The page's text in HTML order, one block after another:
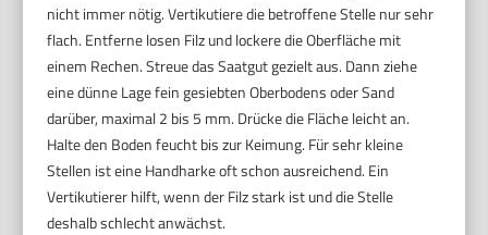
nicht immer nötig. Vertikutiere die betroffene Stelle nur sehr
flach. Entferne losen Filz und lockere die Oberfläche mit
einem Rechen. Streue das Saatgut gezielt aus. Dann ziehe
eine dünne Lage fein gesiebten Oberbodens oder Sand
darüber, maximal 2 bis 5 mm. Drücke die Fläche leicht an.
Halte den Boden feucht bis zur Keimung. Für sehr kleine
Stellen ist eine Handharke oft schon ausreichend. Ein
Vertikutierer hilft, wenn der Filz stark ist und die Stelle
deshalb schlecht anwächst.